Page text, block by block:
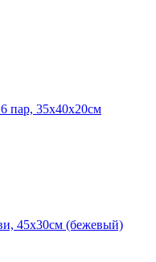
пар, 35х40х20см
45х30см (бежевый)